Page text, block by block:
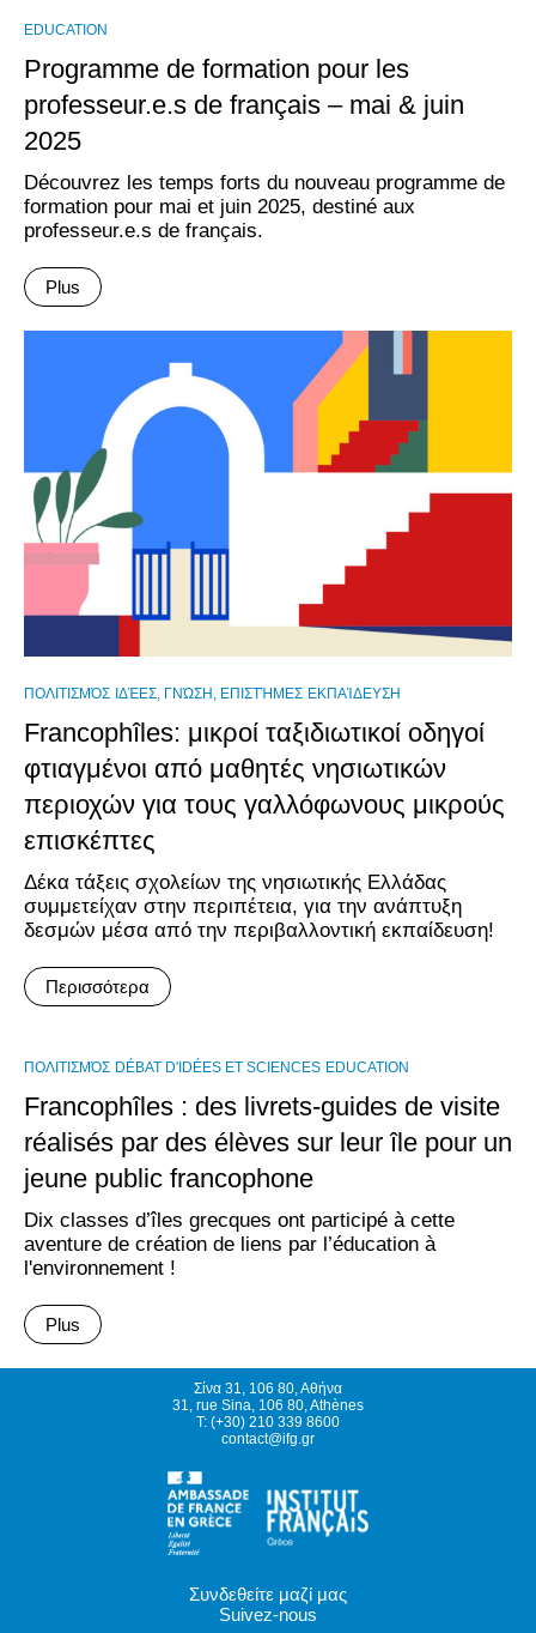
EDUCATION
Programme de formation pour les
professeur.e.s de français – mai & juin
2025
Découvrez les temps forts du nouveau programme de
formation pour mai et juin 2025, destiné aux
professeur.e.s de français.
Plus
ΠΟΛΙΤΙΣΜΌΣ ΙΔΈΕΣ, ΓΝΏΣΗ, ΕΠΙΣΤΉΜΕΣ ΕΚΠΑΊΔΕΥΣΗ
Francophîles: μικροί ταξιδιωτικοί οδηγοί
φτιαγμένοι από μαθητές νησιωτικών
περιοχών για τους γαλλόφωνους μικρούς
επισκέπτες
Δέκα τάξεις σχολείων της νησιωτικής Ελλάδας
συμμετείχαν στην περιπέτεια, για την ανάπτυξη
δεσμών μέσα από την περιβαλλοντική εκπαίδευση!
Περισσότερα
ΠΟΛΙΤΙΣΜΌΣ DÉBAT D'IDÉES ET SCIENCES EDUCATION
Francophîles : des livrets-guides de visite
réalisés par des élèves sur leur île pour un
jeune public francophone
Dix classes d’îles grecques ont participé à cette
aventure de création de liens par l’éducation à
l'environnement !
Plus
Σίνα 31, 106 80, Αθήνα
31, rue Sina, 106 80, Athènes
T: (+30) 210 339 8600
contact@ifg.gr
Συνδεθείτε μαζί μας
Suivez-nous